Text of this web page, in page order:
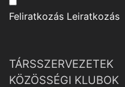
Feliratkozás Leiratkozás
TÁRSSZERVEZETEK
KÖZÖSSÉGI KLUBOK